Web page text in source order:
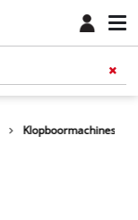
Klopboormachines